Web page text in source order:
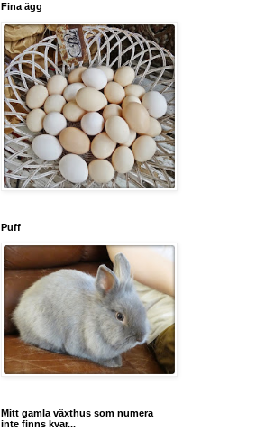
Fina ägg
Puff
Mitt gamla växthus som numera
inte finns kvar...